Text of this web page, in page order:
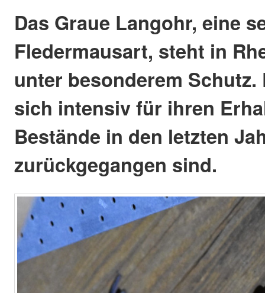
Das Graue Langohr, eine
Fledermausart, steht in
unter besonderem Schutz.
sich intensiv für ihren
Bestände in den letzten
zurückgegangen sind.